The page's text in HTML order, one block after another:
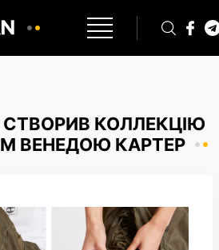
СТВОРИВ КОЛЛЕКЦІЮ
ВЕНЕДОЮ КАРТЕР